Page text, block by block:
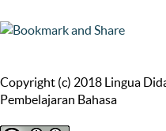
Copyright (c) 2018 Lingua
Pembelajaran Bahasa